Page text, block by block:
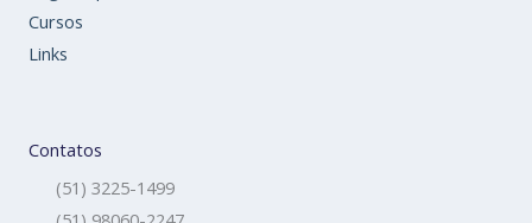
Cursos
Links
Contatos
(51) 3225-1499